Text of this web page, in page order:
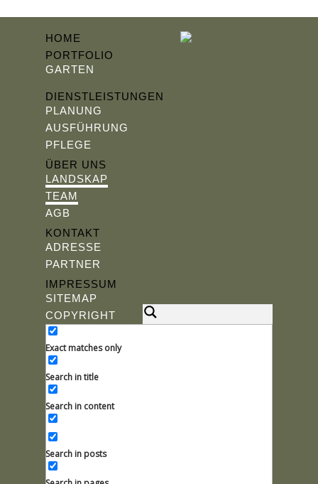
HOME
PORTFOLIO
GARTEN
DIENSTLEISTUNGEN
PLANUNG
AUSFÜHRUNG
PFLEGE
ÜBER UNS
LANDSKAP
TEAM
AGB
KONTAKT
ADRESSE
PARTNER
IMPRESSUM
SITEMAP
COPYRIGHT
Exact matches only
Search in title
Search in content
Search in posts